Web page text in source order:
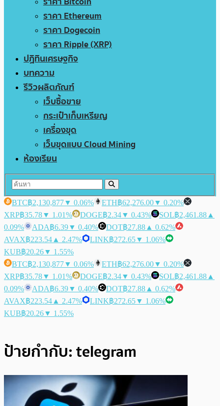
ราคา Ethereum
ราคา Dogecoin
ราคา Ripple (XRP)
ปฏิทินเศรษฐกิจ
บทความ
รีวิวผลิตภัณฑ์
เว็บซื้อขาย
กระเป๋าเก็บเหรียญ
เครื่องขุด
เว็บขุดแบบ Cloud Mining
ห้องเรียน
BTC฿2,130,877▼ 0.06% ETH฿62,276.00▼ 0.20%
XRP฿35.78▼ 1.01% DOGE฿2.34▼ 0.43% SOL฿2,461.88 ▲
0.09%
ADA฿6.39▼ 0.40% DOT฿27.88 ▲ 0.62%
AVAX฿223.54 ▲ 2.47% LINK฿272.65▼ 1.06%
KUB฿20.26▼ 1.55%
BTC฿2,130,877▼ 0.06% ETH฿62,276.00▼ 0.20%
XRP฿35.78▼ 1.01% DOGE฿2.34▼ 0.43% SOL฿2,461.88 ▲
0.09%
ADA฿6.39▼ 0.40% DOT฿27.88 ▲ 0.62%
AVAX฿223.54 ▲ 2.47% LINK฿272.65▼ 1.06%
KUB฿20.26▼ 1.55%
ป้ายกำกับ:telegram